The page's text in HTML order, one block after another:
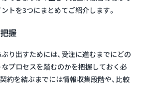
トを3つにまとめてご紹介します。
握
り出すためには、受注に進むまでにどの
プロセスを踏むのかを把握しておく必
約を結ぶまでには情報収集段階や、比較